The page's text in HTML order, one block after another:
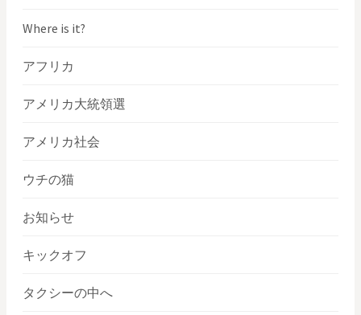
Where is it?
アフリカ
アメリカ大統領選
アメリカ社会
ウチの猫
お知らせ
キックオフ
タクシーの中へ